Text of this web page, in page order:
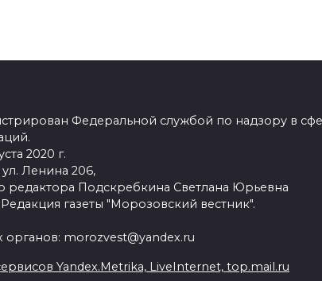
Федеральной службой по надзору в
2020 г.
Ленина 206,
Подскребкина Светлана Юрьевна
газеты "Морозовский вестник".
morozvest@yandex.ru
Yandex.Metrika, LiveInternet, top.mail.ru